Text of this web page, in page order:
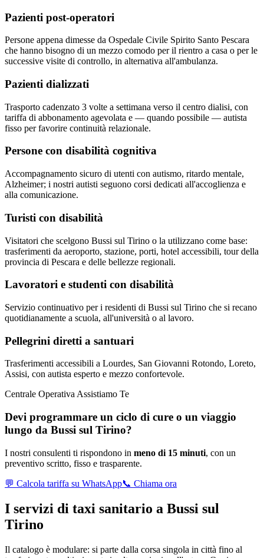
Pazienti post-operatori
Persone appena dimesse da Ospedale Civile Spirito Santo Pescara
che hanno bisogno di un mezzo comodo per il rientro a casa o per le
successive visite di controllo, in alternativa all'ambulanza.
Pazienti dializzati
Trasporto cadenzato 3 volte a settimana verso il centro dialisi, con
tariffa di abbonamento agevolata e — quando possibile — autista
fisso per favorire continuità relazionale.
Persone con disabilità cognitiva
Accompagnamento sicuro di utenti con autismo, ritardo mentale,
Alzheimer; i nostri autisti seguono corsi dedicati all'accoglienza e
alla comunicazione.
Turisti con disabilità
Visitatori che scelgono Bussi sul Tirino o la utilizzano come base:
trasferimenti da aeroporto, stazione, porti, hotel accessibili, tour della
provincia di Pescara e delle bellezze regionali.
Lavoratori e studenti con disabilità
Servizio continuativo per i residenti di Bussi sul Tirino che si recano
quotidianamente a scuola, all'università o al lavoro.
Pellegrini diretti a santuari
Trasferimenti accessibili a Lourdes, San Giovanni Rotondo, Loreto,
Assisi, con autista esperto e mezzo confortevole.
Centrale Operativa Assistiamo Te
Devi programmare un ciclo di cure o un viaggio
lungo da Bussi sul Tirino?
I nostri consulenti ti rispondono in meno di 15 minuti, con un
preventivo scritto, fisso e trasparente.
💬 Calcola tariffa su WhatsApp📞 Chiama ora
I servizi di taxi sanitario a Bussi sul
Tirino
Il catalogo è modulare: si parte dalla corsa singola in città fino al